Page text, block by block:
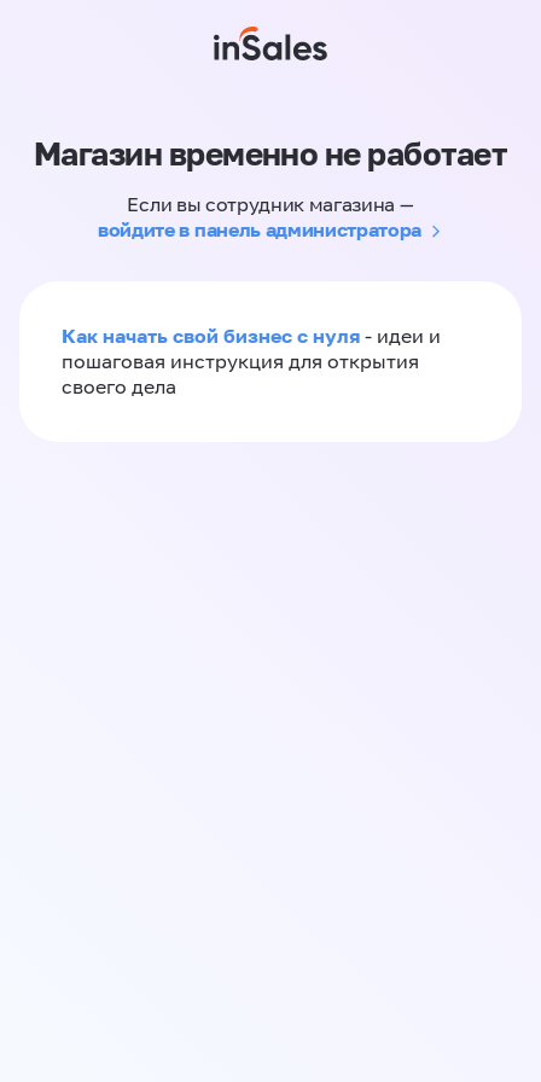
Магазин временно не работает
Если вы сотрудник магазина —
войдите в панель администратора
Как начать свой бизнес с нуля - идеи и
пошаговая инструкция для открытия
своего дела